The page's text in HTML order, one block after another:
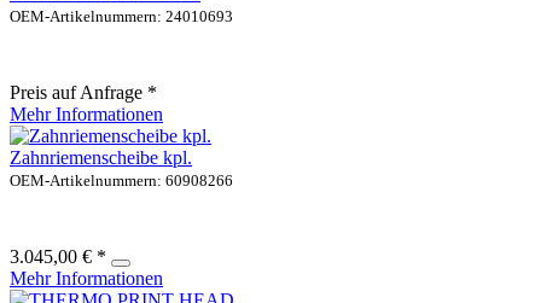
OEM-Artikelnummern: 24010693
Preis auf Anfrage *
Mehr Informationen
Zahnriemenscheibe kpl.
OEM-Artikelnummern: 60908266
3.045,00 € *
Mehr Informationen